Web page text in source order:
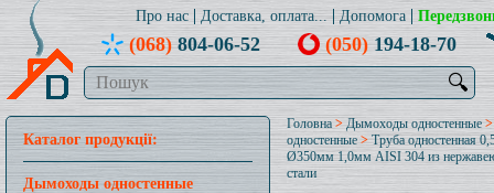
Про нас Доставка, оплата... Допомога
(068)804-06-52 (050)194-18-70
🔍
Каталог продукції:
Дымоходы одностенные
Головна > Дымоходы одностенные
одностенные >Труба одностенная
Ø350мм 1,0мм AISI 304 из
стали